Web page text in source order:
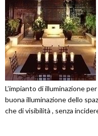
L’impianto di illuminazione
buona illuminazione dello
che di visibilità , senza